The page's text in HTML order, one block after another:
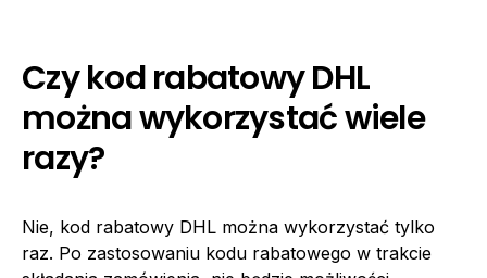
Czy kod rabatowy DHL
można wykorzystać wiele
razy?
Nie, kod rabatowy DHL można wykorzystać tylko
raz. Po zastosowaniu kodu rabatowego w trakcie